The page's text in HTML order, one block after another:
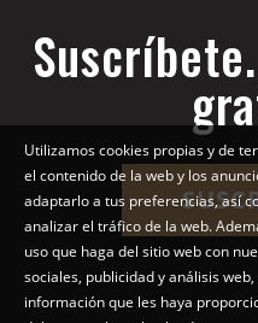
Utilizamos cookies propias y de
el contenido de la web y los
adaptarlo a tus preferencias, así
analizar el tráfico de la web.
uso que haga del sitio web con
sociales, publicidad y análisis
información que les haya